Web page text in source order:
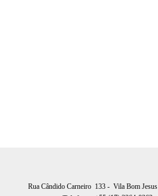
Rua Cândido Carneiro 133 - Vila Bom Jesus